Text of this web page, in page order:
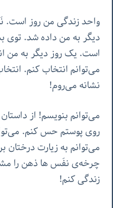
واحد زندگی من روز است.
دیگر به من داده شد. توی
است. یک روز دیگر به من
می‌توانم انتخاب کنم.
نشانه می‌روم!
می‌توانم بنویسم! از
روی پوستم حس کنم.
می‌توانم به زیارت درختان
چرخه‌ی نفَس ها ذهن را
زندگی کنم!